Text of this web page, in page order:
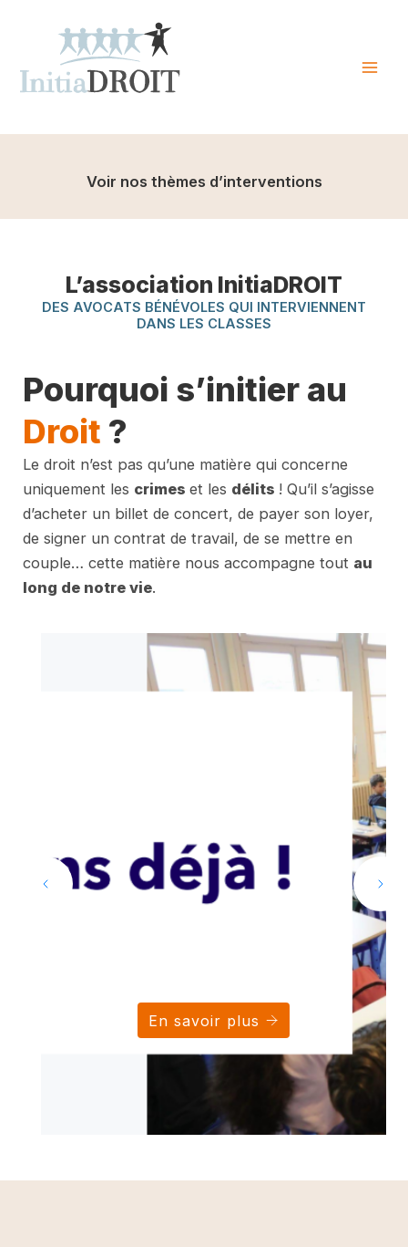
Voir nos thèmes d’interventions
L’association InitiaDROIT
DES AVOCATS BÉNÉVOLES QUI INTERVIENNENT
DANS LES CLASSES
Pourquoi s’initier au
Droit ?
Le droit n’est pas qu’une matière qui concerne
uniquement les crimes et les délits ! Qu’il s’agisse
d’acheter un billet de concert, de payer son loyer,
de signer un contrat de travail, de se mettre en
couple… cette matière nous accompagne tout au
long de notre vie.
En savoir plus